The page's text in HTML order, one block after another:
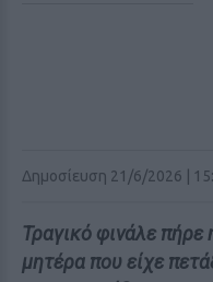
Δημοσίευση 21/6/2026 |
Τραγικό φινάλε
μητέρα που είχε